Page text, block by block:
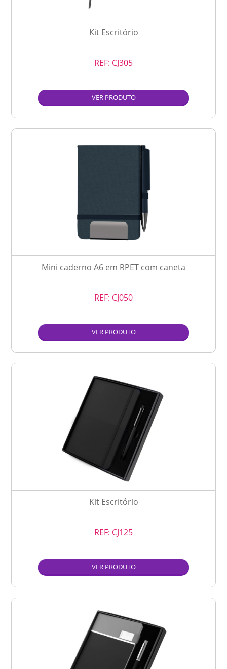
Kit Escritório
REF: CJ305
VER PRODUTO
Mini caderno A6 em RPET com caneta
REF: CJ050
VER PRODUTO
Kit Escritório
REF: CJ125
VER PRODUTO